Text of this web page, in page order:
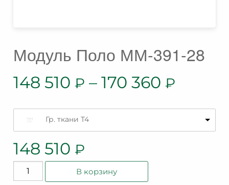
Модуль Поло ММ-391-28
148 510 ₽ – 170 360 ₽
Гр. ткани T4
148 510 ₽
Количество
товара
В корзину